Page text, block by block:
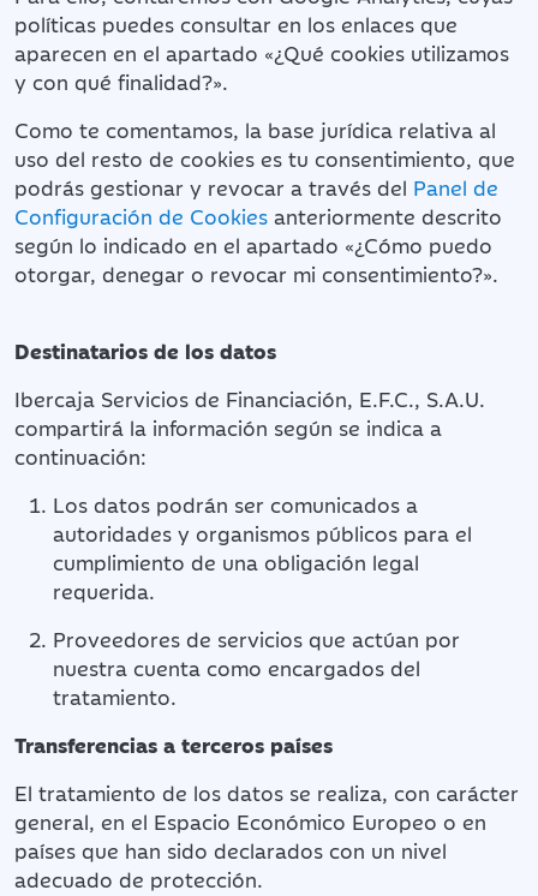
políticas puedes consultar en los enlaces que
aparecen en el apartado «¿Qué cookies utilizamos
y con qué finalidad?».
Como te comentamos, la base jurídica relativa al
uso del resto de cookies es tu consentimiento, que
podrás gestionar y revocar a través del Panel de
Configuración de Cookies anteriormente descrito
según lo indicado en el apartado «¿Cómo puedo
otorgar, denegar o revocar mi consentimiento?».
Destinatarios de los datos
Ibercaja Servicios de Financiación, E.F.C., S.A.U.
compartirá la información según se indica a
continuación:
Los datos podrán ser comunicados a
autoridades y organismos públicos para el
cumplimiento de una obligación legal
requerida.
Proveedores de servicios que actúan por
nuestra cuenta como encargados del
tratamiento.
Transferencias a terceros países
El tratamiento de los datos se realiza, con carácter
general, en el Espacio Económico Europeo o en
países que han sido declarados con un nivel
adecuado de protección.